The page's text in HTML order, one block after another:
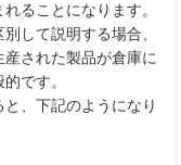
ることになります。
して説明する場合、
された製品が倉庫に
です。
、下記のようになり